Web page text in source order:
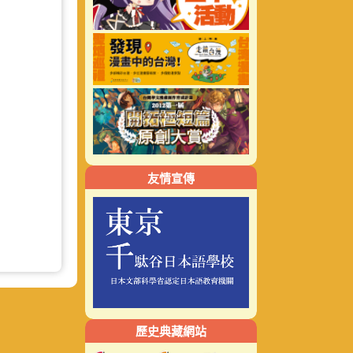
友情宣傳
歷史典藏網站